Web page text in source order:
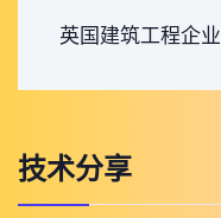
英国建筑工程企业
技术分享